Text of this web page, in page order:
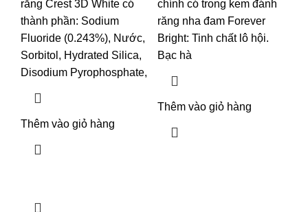
răng Crest 3D White có
thành phần: Sodium
Fluoride (0.243%), Nước,
Sorbitol, Hydrated Silica,
Disodium Pyrophosphate,
Thêm vào giỏ hàng
chính có trong kem đánh
răng nha đam Forever
Bright: Tinh chất lô hội.
Bạc hà
Thêm vào giỏ hàng